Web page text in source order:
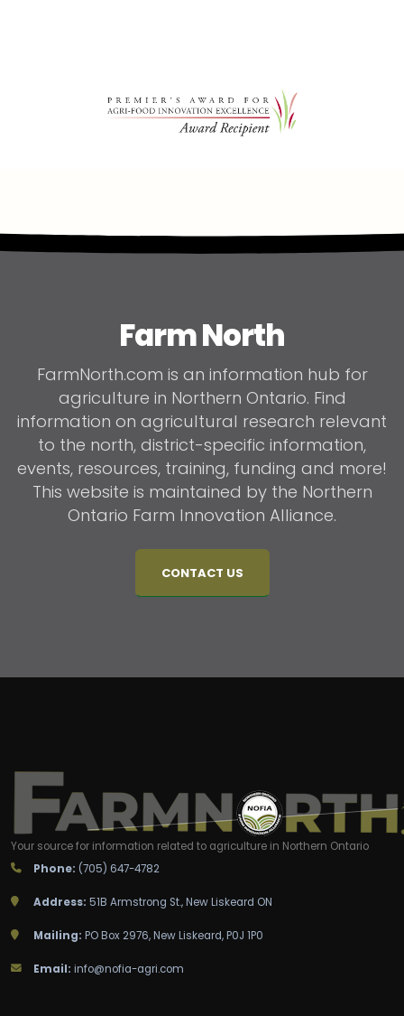
Farm North
FarmNorth.com is an information hub for
agriculture in Northern Ontario. Find
information on agricultural research relevant
to the north, district-specific information,
events, resources, training, funding and more!
This website is maintained by the Northern
Ontario Farm Innovation Alliance.
CONTACT US
Your source for information related to agriculture in Northern Ontario
Phone: (705) 647-4782
Address: 51B Armstrong St., New Liskeard ON
Mailing: PO Box 2976, New Liskeard, P0J 1P0
Email: info@nofia-agri.com